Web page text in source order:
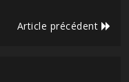
Article précédent